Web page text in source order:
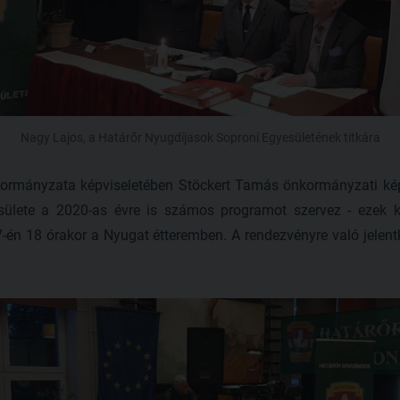
képviseletében Stöckert Tamás önkormányzati
a 2020-as évre is számos programot szervez - ezek
18 órakor a Nyugat étteremben. A rendezvényre való